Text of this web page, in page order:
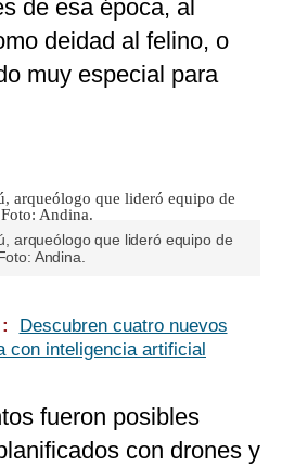
de esa época, al
deidad al felino, o
muy especial para
arqueólogo que lideró equipo de
Andina.
Descubren cuatro nuevos
con inteligencia artificial
fueron posibles
con drones y